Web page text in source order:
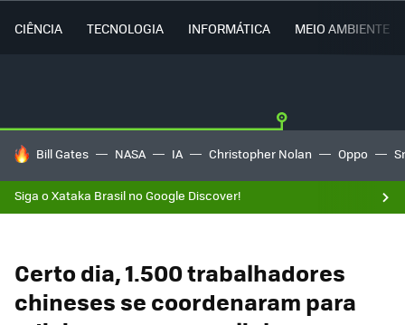
CIÊNCIA TECNOLOGIA INFORMÁTICA MEIO AMBIENTE
TENDÊNCIAS DO DIA
Bill Gates NASA IA Christopher Nolan Oppo
Siga o Xataka Brasil no Google Discover!
Certo dia, 1.500 trabalhadores
chineses se coordenaram para